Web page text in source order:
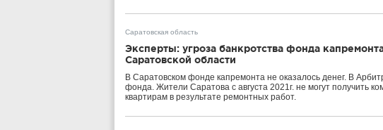
Саратовская область
Эксперты: угроза банкротства фонда
Саратовской области
В Саратовском фонде капремонта не оказалось денег. В
фонда. Жители Саратова с августа 2021г. не могут получить
квартирам в результате ремонтных работ.